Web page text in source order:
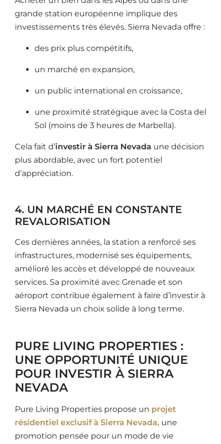
grande station européenne implique des
investissements très élevés. Sierra Nevada offre :
des prix plus compétitifs,
un marché en expansion,
un public international en croissance,
une proximité stratégique avec la Costa del
Sol (moins de 3 heures de Marbella).
Cela fait d’investir à Sierra Nevada une décision
plus abordable, avec un fort potentiel
d’appréciation.
4. UN MARCHÉ EN CONSTANTE
REVALORISATION
Ces dernières années, la station a renforcé ses
infrastructures, modernisé ses équipements,
amélioré les accès et développé de nouveaux
services. Sa proximité avec Grenade et son
aéroport contribue également à faire d’investir à
Sierra Nevada un choix solide à long terme.
PURE LIVING PROPERTIES :
UNE OPPORTUNITÉ UNIQUE
POUR INVESTIR À SIERRA
NEVADA
Pure Living Properties propose un projet
résidentiel exclusif à Sierra Nevada, une
promotion pensée pour un mode de vie